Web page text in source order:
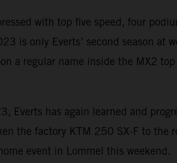
with top five speed, four
is only Everts’ second season at
a regular name inside the MX2
Everts has again learned and
the factory KTM 250 SX-F to the
event in Lommel this weekend.